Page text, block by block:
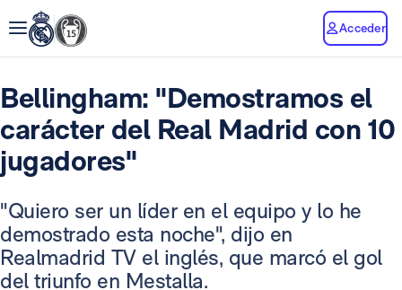
Acceder
Bellingham: "Demostramos el
carácter del Real Madrid con 10
jugadores"
"Quiero ser un líder en el equipo y lo he
demostrado esta noche", dijo en
Realmadrid TV el inglés, que marcó el gol
del triunfo en Mestalla.